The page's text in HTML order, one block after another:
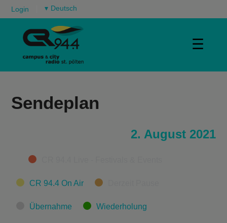
Login ▾
☰
Sendeplan
2. August 2021
Categories
CR 94.4 On Air
Übernahme Wiederholung